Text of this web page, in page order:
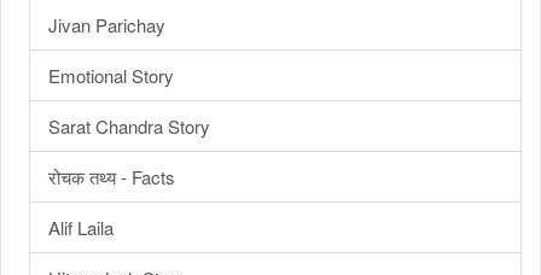
Jivan Parichay
Emotional Story
Sarat Chandra Story
रोचक तथ्य - Facts
Alif Laila